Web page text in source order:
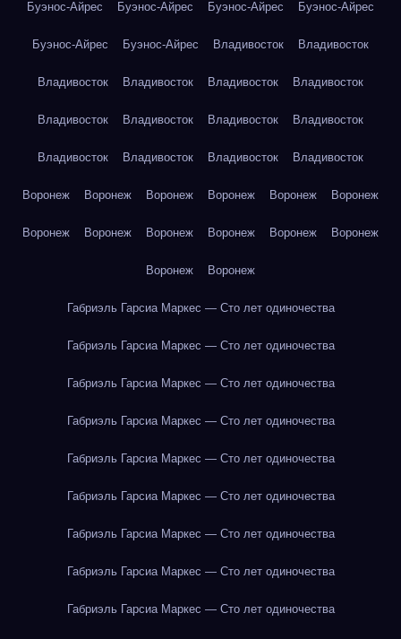
Буэнос-Айрес Буэнос-Айрес Буэнос-Айрес Буэнос-Айрес
Буэнос-Айрес Буэнос-Айрес Владивосток Владивосток
Владивосток Владивосток Владивосток Владивосток
Владивосток Владивосток Владивосток Владивосток
Владивосток Владивосток Владивосток Владивосток
Воронеж Воронеж Воронеж Воронеж Воронеж Воронеж
Воронеж Воронеж Воронеж Воронеж Воронеж Воронеж
Воронеж Воронеж
Габриэль Гарсиа Маркес — Сто лет одиночества
Габриэль Гарсиа Маркес — Сто лет одиночества
Габриэль Гарсиа Маркес — Сто лет одиночества
Габриэль Гарсиа Маркес — Сто лет одиночества
Габриэль Гарсиа Маркес — Сто лет одиночества
Габриэль Гарсиа Маркес — Сто лет одиночества
Габриэль Гарсиа Маркес — Сто лет одиночества
Габриэль Гарсиа Маркес — Сто лет одиночества
Габриэль Гарсиа Маркес — Сто лет одиночества